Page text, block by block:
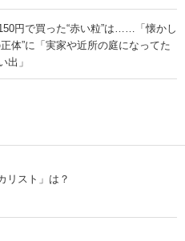
円で買った“赤い粒”は……「懐かし
体”に「実家や近所の庭になってた
出」
リスト」は？